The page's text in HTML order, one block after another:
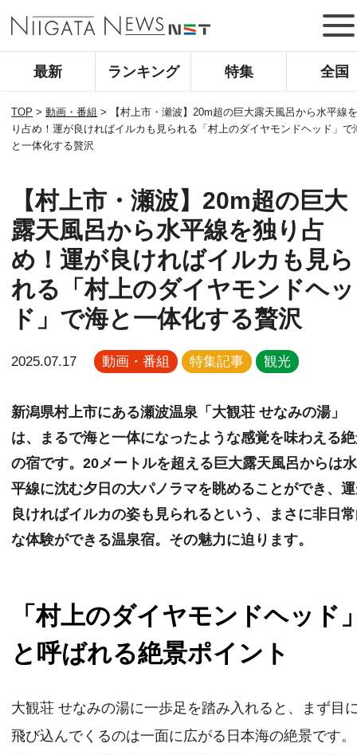
最新 ランキング 特集 全国
TOP >動画・番組 >
【村上市・瀬波】20m超の巨大露天風呂から水平線
り占め！運が良ければイルカも見られる「村上のダイヤモンドヘッド」で
と一体化する贅沢
【村上市・瀬波】20m超の巨大
露天風呂から水平線を独り占
め！運が良ければイルカも見ら
れる「村上のダイヤモンドヘッ
ド」で海と一体化する贅沢
2025.07.17 動画・番組 特集記事 観光
新潟県村上市にある瀬波温泉「大観荘 せなみの湯」
は、まるで海と一体になったような感覚を味わえる
の宿です。20メートルを超える巨大露天風呂からは水
平線に沈む夕日の大パノラマを眺めることができ、
良ければイルカの姿も見られるという、まさに非日
な体験ができる温泉宿。その魅力に迫ります。
「村上のダイヤモンドヘッド
と呼ばれる絶景ポイント
大観荘 せなみの湯に一歩足を踏み入れると、まず目
飛び込んでくるのは一面に広がる日本海の絶景です